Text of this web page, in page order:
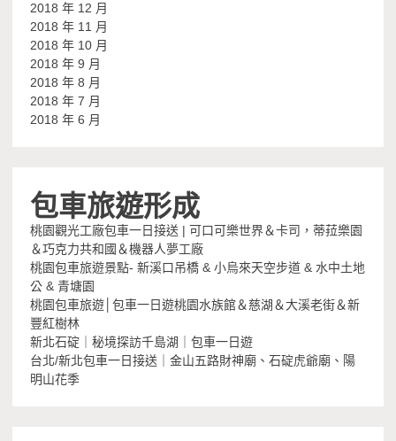
2018 年 12 月
2018 年 11 月
2018 年 10 月
2018 年 9 月
2018 年 8 月
2018 年 7 月
2018 年 6 月
包車旅遊形成
桃園觀光工廠包車一日接送 | 可口可樂世界＆卡司，蒂菈樂園
＆巧克力共和國＆機器人夢工廠
桃園包車旅遊景點- 新溪口吊橋 & 小烏來天空步道 & 水中土地
公 & 青塘園
桃園包車旅遊│包車一日遊桃園水族館＆慈湖＆大溪老街＆新
豐紅樹林
新北石碇｜秘境探訪千島湖｜包車一日遊
台北/新北包車一日接送｜金山五路財神廟、石碇虎爺廟、陽
明山花季